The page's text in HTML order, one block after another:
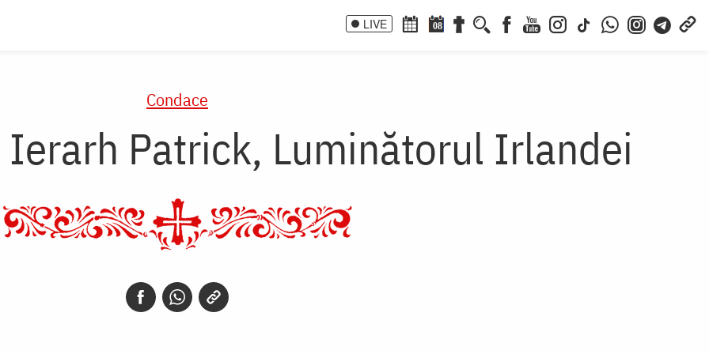
LIVE 08
Condace
Patrick, Luminătorul Irlandei